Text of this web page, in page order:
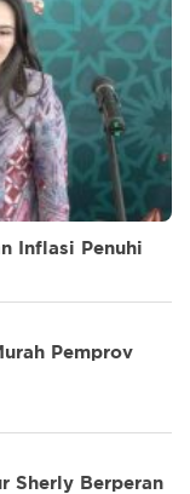
Inflasi Penuhi
Pemprov
Sherly Berperan